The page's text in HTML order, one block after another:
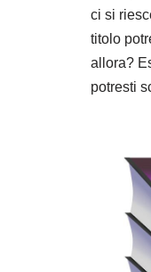
ci si
titolo
allora?
potresti